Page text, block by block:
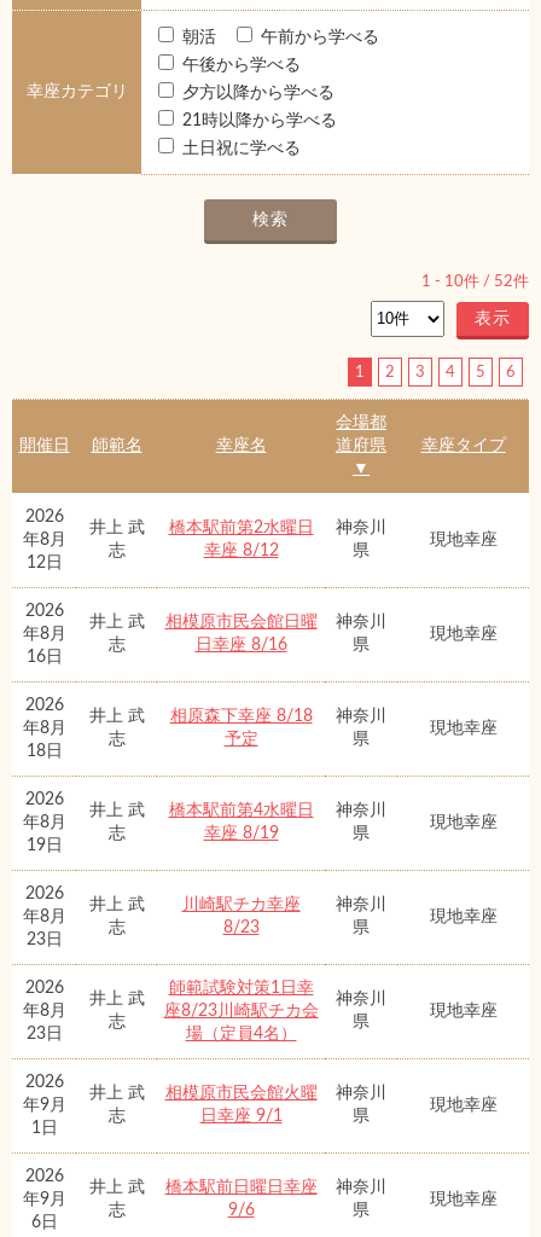
幸座カテゴリ
朝活
午前から学べる
午後から学べる
夕方以降から学べる
21時以降から学べる
土日祝に学べる
1 - 10件 / 52件
1 2 3 4 5 6
開催日 師範名 幸座名
会場都
道府県
▼
幸座タイプ
2026
年8月
12日
井上 武
志
橋本駅前第2水曜日
幸座 8/12
神奈川
県
現地幸座
2026
年8月
16日
井上 武
志
相模原市民会館日曜
日幸座 8/16
神奈川
県
現地幸座
2026
年8月
18日
井上 武
志
相原森下幸座 8/18
予定
神奈川
県
現地幸座
2026
年8月
19日
井上 武
志
橋本駅前第4水曜日
幸座 8/19
神奈川
県
現地幸座
2026
年8月
23日
井上 武
志
川崎駅チカ幸座
8/23
神奈川
県
現地幸座
2026
年8月
23日
井上 武
志
師範試験対策1日幸
座8/23川崎駅チカ会
場（定員4名）
神奈川
県
現地幸座
2026
年9月
1日
井上 武
志
相模原市民会館火曜
日幸座 9/1
神奈川
県
現地幸座
2026
年9月
6日
井上 武
志
橋本駅前日曜日幸座
9/6
神奈川
県
現地幸座